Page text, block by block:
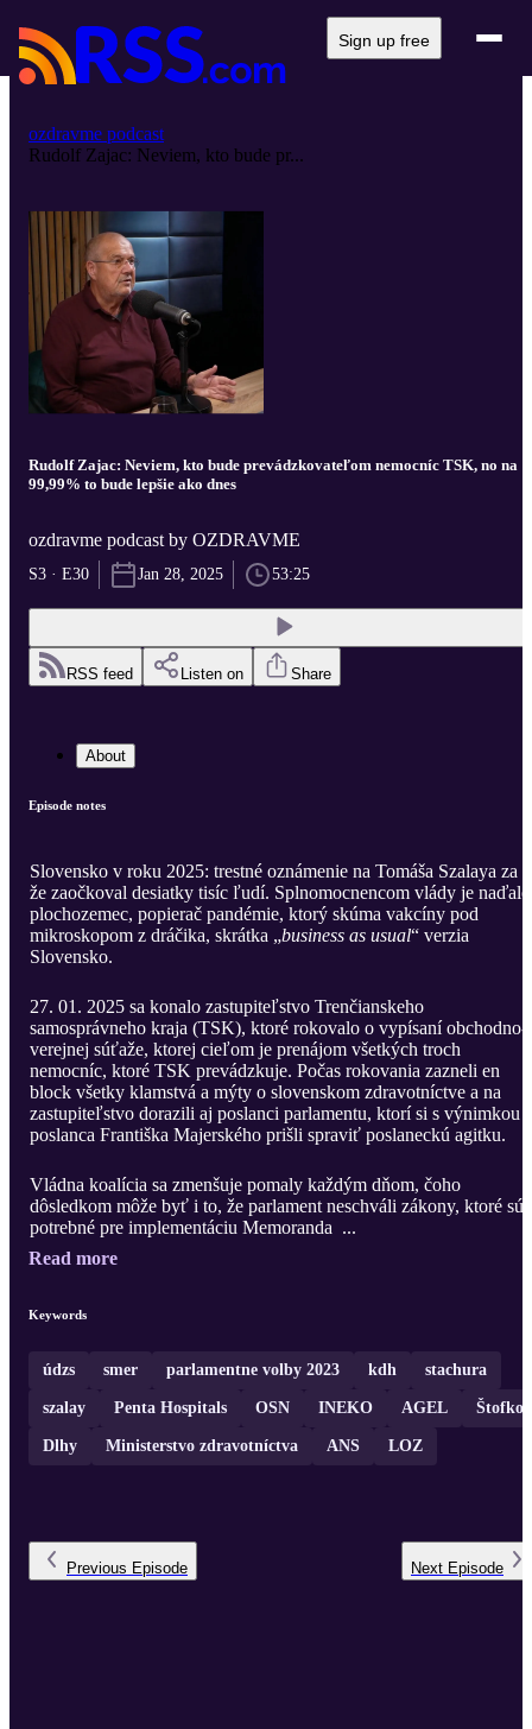
Sign up free
ozdravme podcast
Rudolf Zajac: Neviem, kto bude pr...
Rudolf Zajac: Neviem, kto bude prevádzkovateľom nemocníc TSK, no na
99,99% to bude lepšie ako dnes
ozdravme podcast by OZDRAVME
S3 · E30 Jan 28, 2025 53:25
RSS feed Listen on Share
About
Episode notes
Slovensko v roku 2025: trestné oznámenie na Tomáša Szalaya za
že zaočkoval desiatky tisíc ľudí. Splnomocnencom vlády je
plochozemec, popierač pandémie, ktorý skúma vakcíny pod
mikroskopom z dráčika, skrátka „business as usual“ verzia
Slovensko.
27. 01. 2025 sa konalo zastupiteľstvo Trenčianskeho
samosprávneho kraja (TSK), ktoré rokovalo o vypísaní obchodno-
verejnej súťaže, ktorej cieľom je prenájom všetkých troch
nemocníc, ktoré TSK prevádzkuje. Počas rokovania zazneli en
block všetky klamstvá a mýty o slovenskom zdravotníctve a na
zastupiteľstvo dorazili aj poslanci parlamentu, ktorí si s výnimkou
poslanca Františka Majerského prišli spraviť poslaneckú agitku.
Vládna koalícia sa zmenšuje pomaly každým dňom, čoho
dôsledkom môže byť i to, že parlament neschváli zákony, ktoré sú
potrebné pre implementáciu Memoranda ...
Read more
Keywords
údzs smer parlamentne volby 2023 kdh stachura
szalay Penta Hospitals OSN INEKO AGEL Štofko
Dlhy Ministerstvo zdravotníctva ANS LOZ
Previous Episode Next Episode